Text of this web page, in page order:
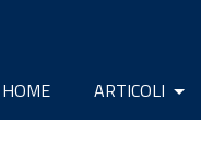
HOME ARTICOLI